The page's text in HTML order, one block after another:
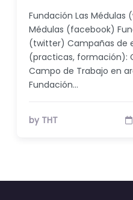
Fundación Las Médulas
Médulas (facebook)
(twitter) Campañas de
(practicas, formación):
Campo de Trabajo en
Fundación…
by THT